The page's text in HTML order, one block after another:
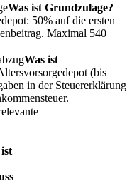
Was ist Grundzulage?
50% auf die ersten
Maximal 540
Was ist
(bis
in der Steuererklärung